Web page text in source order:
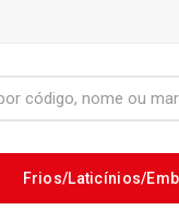
Frios/Laticínios/